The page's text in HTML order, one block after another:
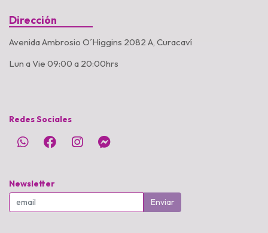
Dirección
Avenida Ambrosio O´Higgins 2082 A, Curacaví
Lun a Vie 09:00 a 20:00hrs
Redes Sociales
Newsletter
Enviar